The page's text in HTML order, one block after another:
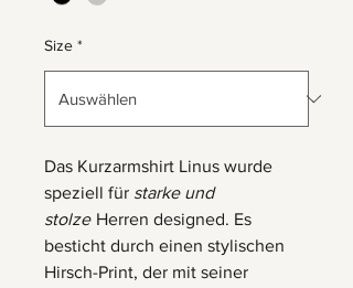
Size *
Das Kurzarmshirt Linus wurde
speziell für starke und
stolze Herren designed. Es
besticht durch einen stylischen
Hirsch-Print, der mit seiner